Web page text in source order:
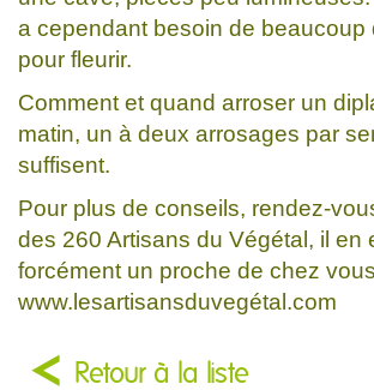
a cependant besoin de beaucoup
pour fleurir.
Comment et quand arroser un
matin, un à deux arrosages par
suffisent.
Pour plus de conseils, rendez-
des 260 Artisans du Végétal, il en
forcément un proche de chez
www.lesartisansduvegétal.com
Retour à la liste